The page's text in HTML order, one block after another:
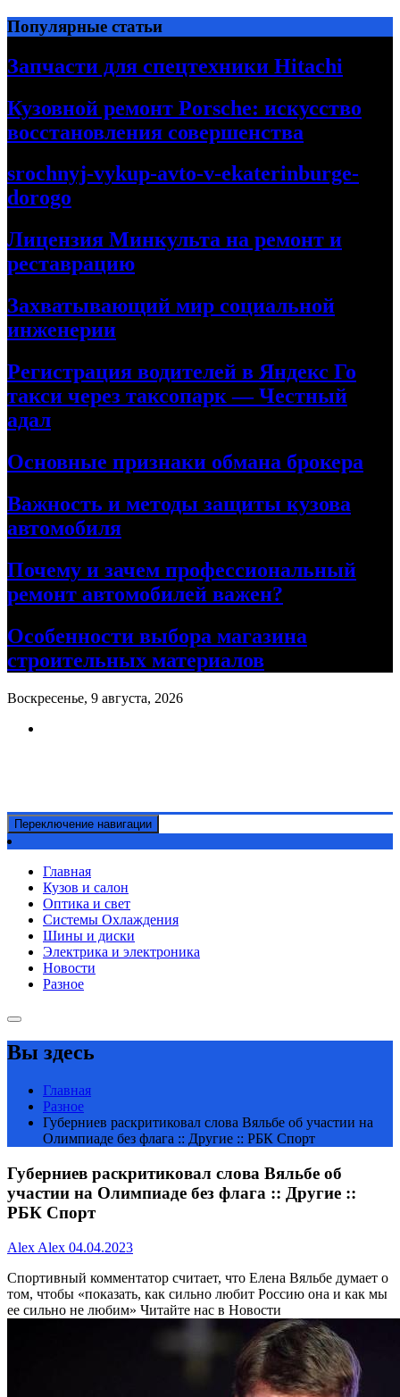
Перейти
к
содержимому
Популярные статьи
Запчасти для спецтехники Hitachi
Кузовной ремонт Porsche: искусство
восстановления совершенства
srochnyj-vykup-avto-v-ekaterinburge-
dorogo
Лицензия Минкульта на ремонт и
реставрацию
Захватывающий мир социальной
инженерии
Регистрация водителей в Яндекс Го
такси через таксопарк — Честный
адал
Основные признаки обмана брокера
Важность и методы защиты кузова
автомобиля
Почему и зачем профессиональный
ремонт автомобилей важен?
Особенности выбора магазина
строительных материалов
Воскресенье, 9 августа, 2026
Переключение навигации
Главная
Кузов и салон
Оптика и свет
Системы Охлаждения
Шины и диски
Электрика и электроника
Новости
Разное
Вы здесь
Главная
Разное
Губерниев раскритиковал слова Вяльбе об участии на
Олимпиаде без флага :: Другие :: РБК Спорт
Губерниев раскритиковал слова Вяльбе об
участии на Олимпиаде без флага :: Другие ::
РБК Спорт
Alex Alex 04.04.2023
Спортивный комментатор считает, что Елена Вяльбе думает о
том, чтобы «показать, как сильно любит Россию она и как мы
ее сильно не любим» Читайте нас в Новости